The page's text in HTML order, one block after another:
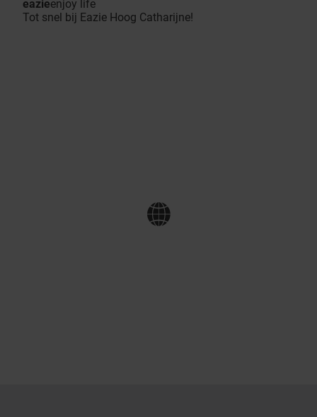
eazieenjoy life
Tot snel bij Eazie Hoog Catharijne!